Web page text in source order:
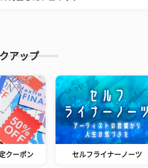
アップ
クーポン セルフライナーノーツ